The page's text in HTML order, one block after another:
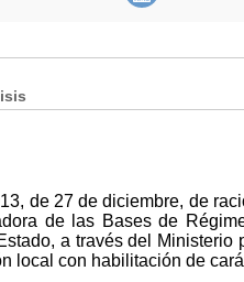
de 27 de diciembre, de
de las Bases de
a través del
local con habilitación de